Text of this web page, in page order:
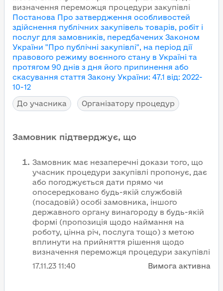
визначення переможця процедури закупівлі
Постанова Про затвердження особливостей
здійснення публічних закупівель товарів, робіт і
послуг для замовників, передбачених Законом
України "Про публічні закупівлі", на період дії
правового режиму воєнного стану в Україні та
протягом 90 днів з дня його припинення або
скасування стаття Закону України: 47.1 від: 2022-
10-12
До учасника
Організатору процедур
Замовник підтверджує, що
Замовник має незаперечні докази того, що
учасник процедури закупівлі пропонує, дає
або погоджується дати прямо чи
опосередковано будь-якій службовій
(посадовій) особі замовника, іншого
державного органу винагороду в будь-якій
формі (пропозиція щодо наймання на
роботу, цінна річ, послуга тощо) з метою
вплинути на прийняття рішення щодо
визначення переможця процедури закупівлі
17.11.23 11:40 Вимога активна